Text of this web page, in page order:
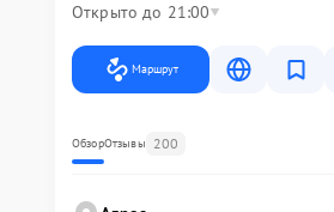
Открыто до 21:00
Маршрут
ОбзорОтзывы 200